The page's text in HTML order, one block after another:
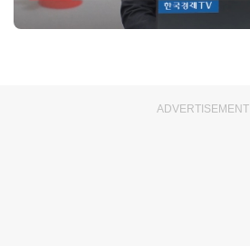
ADVERTISEMENT